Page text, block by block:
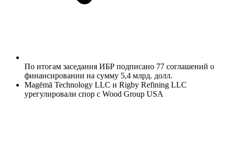
По итогам заседания ИБР подписано 77 соглашений о
финансировании на сумму 5,4 млрд. долл.
Magēmā Technology LLC и Rigby Refining LLC
урегулировали спор с Wood Group USA